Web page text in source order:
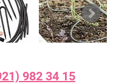
982 34 15